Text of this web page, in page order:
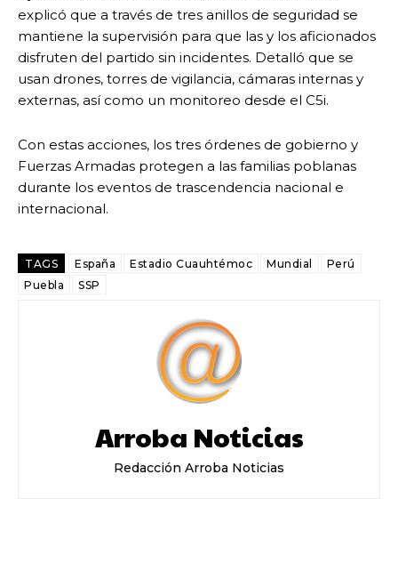
explicó que a través de tres anillos de seguridad se
mantiene la supervisión para que las y los aficionados
disfruten del partido sin incidentes. Detalló que se
usan drones, torres de vigilancia, cámaras internas y
externas, así como un monitoreo desde el C5i.
Con estas acciones, los tres órdenes de gobierno y
Fuerzas Armadas protegen a las familias poblanas
durante los eventos de trascendencia nacional e
internacional.
TAGS España Estadio Cuauhtémoc Mundial
Perú
Puebla
SSP
Arroba Noticias
Redacción Arroba Noticias